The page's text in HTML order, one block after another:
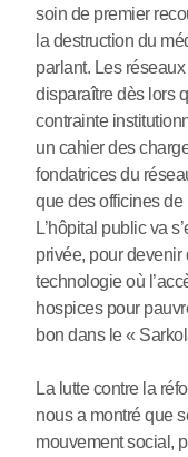
soin de premier
la destruction du
parlant. Les
disparaître dès lors
contrainte
un cahier des
fondatrices du
que des officines de
L’hôpital public va
privée, pour devenir
technologie où
hospices pour
bon dans le «
La lutte contre la
nous a montré que
mouvement social,